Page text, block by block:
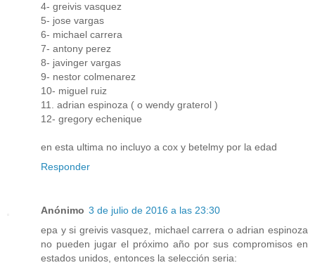
4- greivis vasquez
5- jose vargas
6- michael carrera
7- antony perez
8- javinger vargas
9- nestor colmenarez
10- miguel ruiz
11. adrian espinoza ( o wendy graterol )
12- gregory echenique
en esta ultima no incluyo a cox y betelmy por la edad
Responder
Anónimo 3 de julio de 2016 a las 23:30
epa y si greivis vasquez, michael carrera o adrian espinoza
no pueden jugar el próximo año por sus compromisos en
estados unidos, entonces la selección seria: